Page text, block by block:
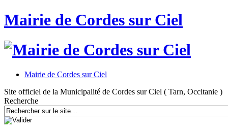
Mairie de Cordes sur Ciel
Mairie de Cordes sur Ciel
Site officiel de la Municipalité de Cordes sur Ciel ( Tarn, Occitanie )
Recherche